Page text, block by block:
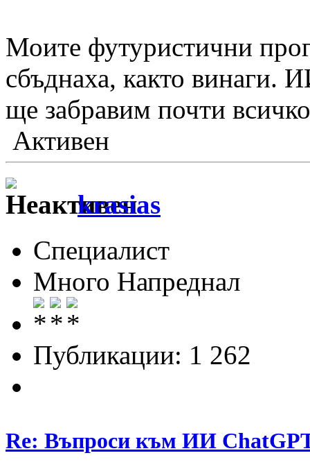
Моите футуристични
сбъднаха, както
ще забравим почти
Активен
krasias
Специалист
Много Напреднал
Публикации: 1 262
Re: Въпроси към ИИ